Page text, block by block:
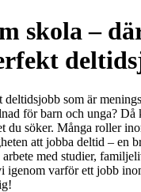
skola –
deltidsjobb som är
för barn och unga? Då
du söker. Många roller
att jobba deltid – en
med studier,
igenom varför ett jobb